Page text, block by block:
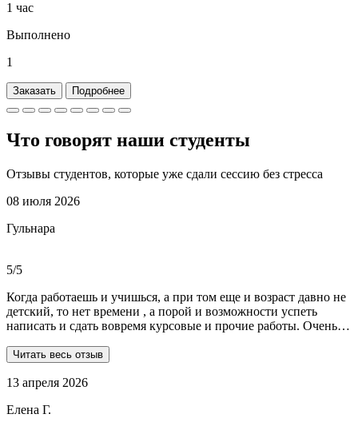
1 час
Выполнено
1
Заказать Подробнее
Что говорят наши студенты
Отзывы студентов, которые уже сдали сессию без стресса
08 июля 2026
Гульнара
5/5
Когда работаешь и учишься, а при том еще и возраст давно не
детский, то нет времени , а порой и возможности успеть
написать и сдать вовремя курсовые и прочие работы. Очень
Dist-help. Все мои проблемы в полном смысле слова взяли на
выполнили очень качественно, вовремя и по очень даже
реагируют и отвечают на все вопросы. Теперь буду
Читать весь отзыв
13 апреля 2026
Елена Г.